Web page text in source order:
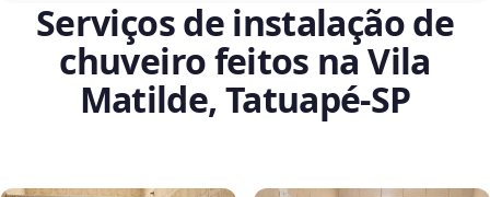
Serviços de instalação de
chuveiro feitos na Vila
Matilde, Tatuapé‑SP